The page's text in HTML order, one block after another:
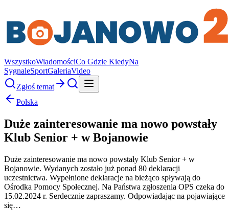
WszystkoWiadomościCo Gdzie KiedyNa
SygnaleSportGaleriaVideo
Zgłoś temat
Polska
Duże zainteresowanie ma nowo powstały
Klub Senior + w Bojanowie
Duże zainteresowanie ma nowo powstały Klub Senior + w
Bojanowie. Wydanych zostało już ponad 80 deklaracji
uczestnictwa. Wypełnione deklaracje na bieżąco spływają do
Ośrodka Pomocy Społecznej. Na Państwa zgłoszenia OPS czeka do
15.02.2024 r. Serdecznie zapraszamy. Odpowiadając na pojawiające
się…